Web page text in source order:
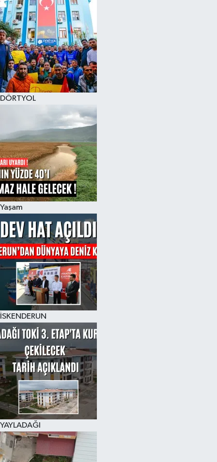
DÖRTYOL
Yaşam
İSKENDERUN
YAYLADAĞI